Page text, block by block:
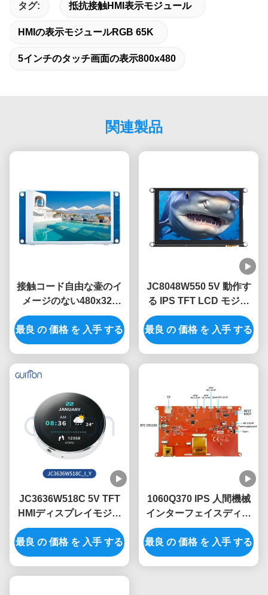
タグ: 抵抗接触HMI表示モジュール
HMIの表示モジュールRGB 65K
5インチのタッチ画面の表示800x480
関連製品
接触コード自由な壷のイ
メージのない480x320
HMIモジュール3.5のタッ
チ画面Lcdモジュール
最良 の 価格 を 入手 する
JC8048W550 5V 動作す
る IPS TFT LCD モジュ
ール 320mA 電力消費
最良 の 価格 を 入手 する
JC3636W518C 5V TFT
HMIディスプレイモジュ
ール,60°の視角と軽量設
計
最良 の 価格 を 入手 する
1060Q370 IPS 人間機械
インターフェイスディス
プレイモジュール
最良 の 価格 を 入手 する